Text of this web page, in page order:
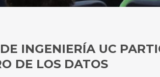
INGENIERÍA UC
DE LOS DATOS